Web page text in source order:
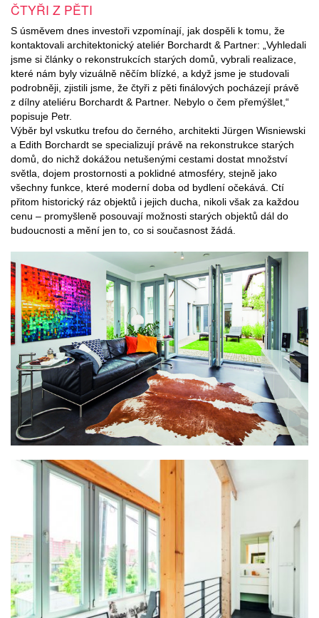
ČTYŘI Z PĚTI
S úsměvem dnes investoři vzpomínají, jak dospěli k tomu, že
kontaktovali architektonický ateliér Borchardt & Partner: „Vyhledali
jsme si články o rekonstrukcích starých domů, vybrali realizace,
které nám byly vizuálně něčím blízké, a když jsme je studovali
podrobněji, zjistili jsme, že čtyři z pěti finálových pocházejí právě
z dílny ateliéru Borchardt & Partner. Nebylo o čem přemýšlet,“
popisuje Petr.
Výběr byl vskutku trefou do černého, architekti Jürgen Wisniewski
a Edith Borchardt se specializují právě na rekonstrukce starých
domů, do nichž dokážou netušenými cestami dostat množství
světla, dojem prostornosti a poklidné atmosféry, stejně jako
všechny funkce, které moderní doba od bydlení očekává. Ctí
přitom historický ráz objektů i jejich ducha, nikoli však za každou
cenu – promyšleně posouvají možnosti starých objektů dál do
budoucnosti a mění jen to, co si současnost žádá.